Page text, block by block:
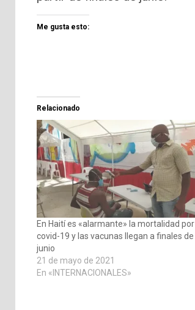
Me gusta esto:
Relacionado
En Haití es «alarmante» la mortalidad por
covid-19 y las vacunas llegan a finales de
junio
21 de mayo de 2021
En «INTERNACIONALES»